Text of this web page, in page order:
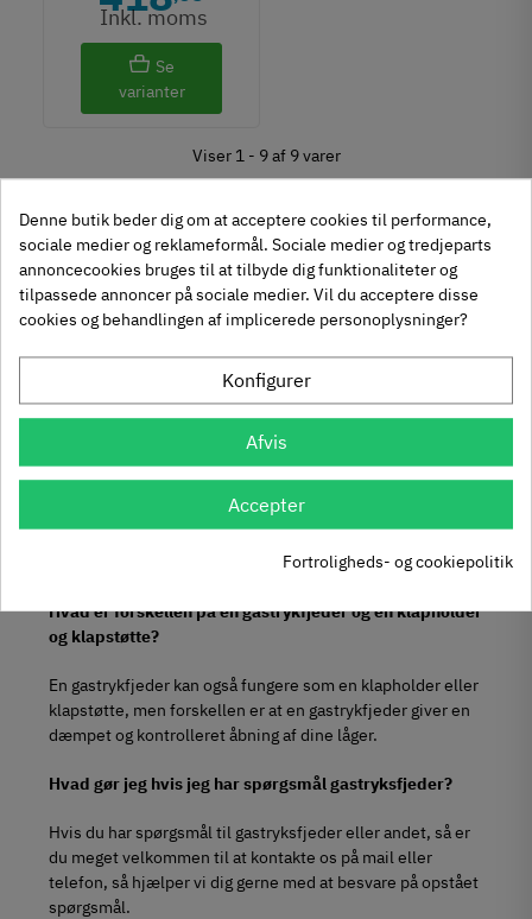
Inkl. moms
Se
varianter
Viser 1 - 9 af 9 varer
Hvad bruger man en gastrykfjeder til?
En gastrykfjedre bruges til en dæmpet og kontrolleret
Kan man bruge en gastrykfjeder til låger som åbner
nedad?
Gastryksfjedre kan både bruges til låger som åbner op ad
og ned ad. En gastryksfjeder sikrer en kontrolleret og
dæmpet åbning af låger som åbner nedad, og fungerer
samtidig som en klapholder som forhindrer at lågen ikke
åbner yderligere end det ønskede.
Hvad er forskellen på en gastrykfjeder og en klapholder
og klapstøtte?
En gastrykfjeder kan også fungere som en klapholder eller
klapstøtte, men forskellen er at en gastrykfjeder giver en
dæmpet og kontrolleret åbning af dine låger.
Hvad gør jeg hvis jeg har spørgsmål gastryksfjeder?
Hvis du har spørgsmål til gastryksfjeder eller andet, så er
du meget velkommen til at kontakte os på mail eller
telefon, så hjælper vi dig gerne med at besvare på opstået
spørgsmål.
Denne butik beder dig om at acceptere cookies til performance,
sociale medier og reklameformål. Sociale medier og tredjeparts
annoncecookies bruges til at tilbyde dig funktionaliteter og
tilpassede annoncer på sociale medier. Vil du acceptere disse
cookies og behandlingen af implicerede personoplysninger?
Konfigurer
Afvis
Accepter
Fortroligheds- og cookiepolitik
FILTER